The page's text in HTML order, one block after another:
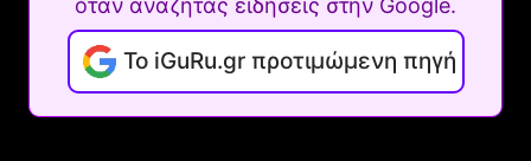
Το iGuRu.gr προτιμώμενη πηγή